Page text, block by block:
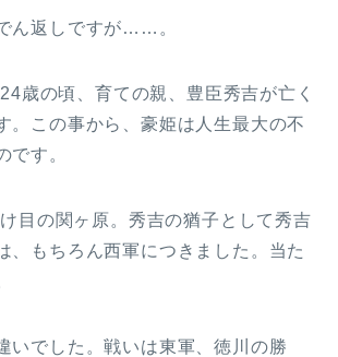
ん返しですが……。
歳の頃、育ての親、豊臣秀吉が亡く
。この事から、豪姫は人生最大の不
です。
目の関ヶ原。秀吉の猶子として秀吉
、もちろん西軍につきました。当た
いでした。戦いは東軍、徳川の勝